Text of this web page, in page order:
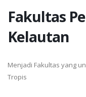
Fakultas
Kelautan
Menjadi Fakultas yang
Tropis